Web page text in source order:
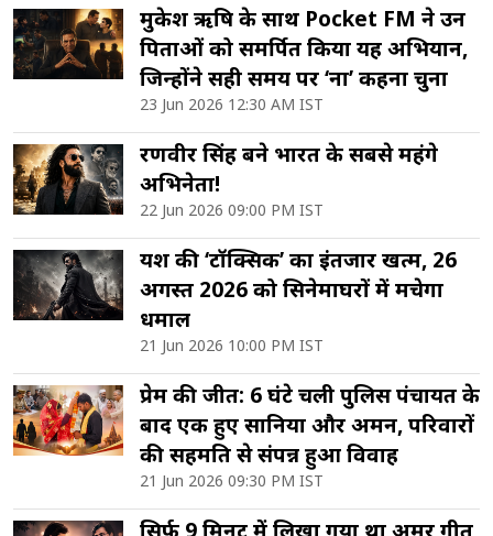
मुकेश ऋषि के साथ Pocket FM ने उन
पिताओं को समर्पित किया यह अभियान,
जिन्होंने सही समय पर ‘ना’ कहना चुना
23 Jun 2026 12:30 AM IST
रणवीर सिंह बने भारत के सबसे महंगे
अभिनेता!
22 Jun 2026 09:00 PM IST
यश की ‘टॉक्सिक’ का इंतजार खत्म, 26
अगस्त 2026 को सिनेमाघरों में मचेगा
धमाल
21 Jun 2026 10:00 PM IST
प्रेम की जीत: 6 घंटे चली पुलिस पंचायत के
बाद एक हुए सानिया और अमन, परिवारों
की सहमति से संपन्न हुआ विवाह
21 Jun 2026 09:30 PM IST